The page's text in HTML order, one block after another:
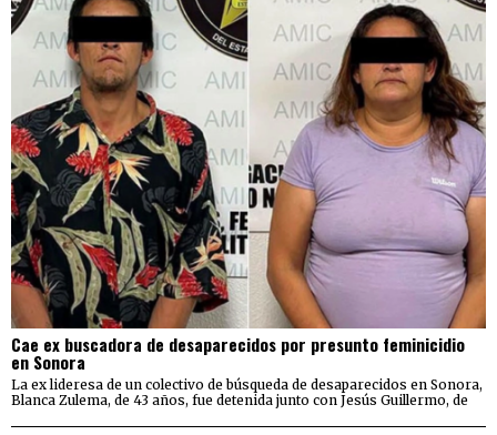
Cae ex buscadora de desaparecidos por presunto feminicidio
en Sonora
La ex lideresa de un colectivo de búsqueda de desaparecidos en Sonora,
Blanca Zulema, de 43 años, fue detenida junto con Jesús Guillermo, de